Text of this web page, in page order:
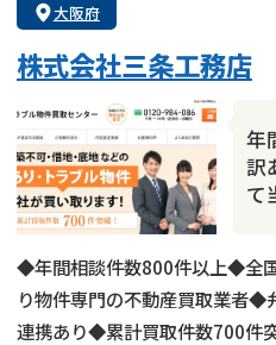
大阪府
株式会社三条工務店
年
訳
て
◆年間相談件数800件以上◆全
り物件専門の不動産買取業者◆
連携あり◆累計買取件数700件